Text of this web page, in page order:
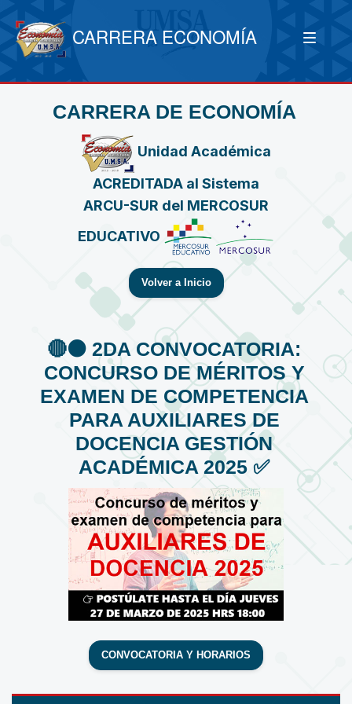
CARRERA ECONOMÍA
CARRERA DE ECONOMÍA
Unidad Académica
ACREDITADA al Sistema
ARCU-SUR del MERCOSUR
EDUCATIVO
Volver a Inicio
🔴⚫️ 2DA CONVOCATORIA:
CONCURSO DE MÉRITOS Y
EXAMEN DE COMPETENCIA
PARA AUXILIARES DE
DOCENCIA GESTIÓN
ACADÉMICA 2025 ✅
CONVOCATORIA Y HORARIOS